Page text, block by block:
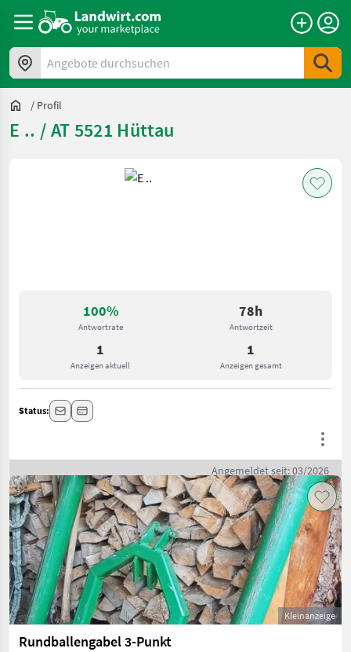
Angebote durchsuchen
/ Profil
E .. / AT 5521 Hüttau
100%
Antwortrate
78h
Antwortzeit
1
Anzeigen aktuell
1
Anzeigen gesamt
Status:
Angemeldet seit: 03/2026
Kleinanzeige
Rundballengabel 3-Punkt